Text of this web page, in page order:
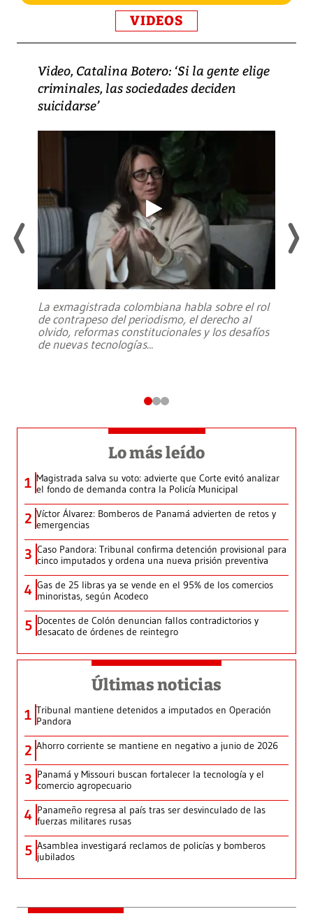
VIDEOS
Video, Catalina Botero: ‘Si la gente elige
criminales, las sociedades deciden
suicidarse’
La exmagistrada colombiana habla sobre el rol
de contrapeso del periodismo, el derecho al
olvido, reformas constitucionales y los desafíos
de nuevas tecnologías...
Lo más leído
1 Magistrada salva su voto: advierte que Corte evitó analizar
el fondo de demanda contra la Policía Municipal
2 Víctor Álvarez: Bomberos de Panamá advierten de retos y
emergencias
3 Caso Pandora: Tribunal confirma detención provisional para
cinco imputados y ordena una nueva prisión preventiva
4 Gas de 25 libras ya se vende en el 95% de los comercios
minoristas, según Acodeco
5 Docentes de Colón denuncian fallos contradictorios y
desacato de órdenes de reintegro
Últimas noticias
1 Tribunal mantiene detenidos a imputados en Operación
Pandora
2 Ahorro corriente se mantiene en negativo a junio de 2026
3 Panamá y Missouri buscan fortalecer la tecnología y el
comercio agropecuario
4 Panameño regresa al país tras ser desvinculado de las
fuerzas militares rusas
5 Asamblea investigará reclamos de policías y bomberos
jubilados